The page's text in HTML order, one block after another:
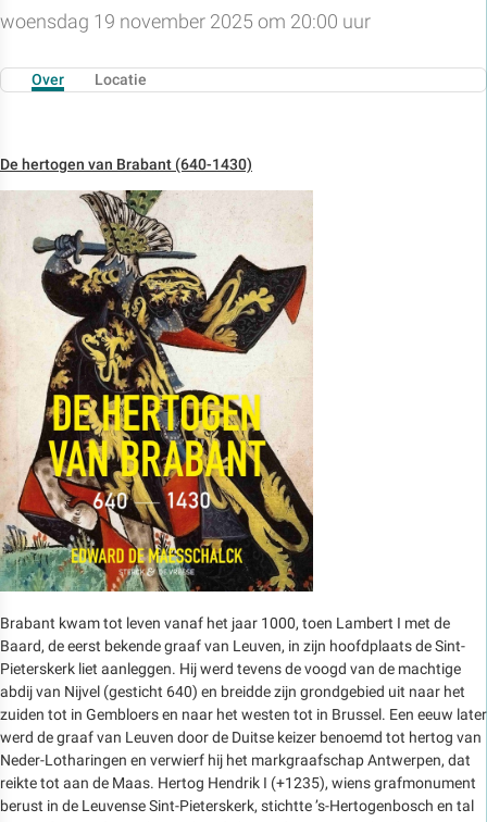
woensdag 19 november 2025 om 20:00 uur
Over Locatie
De hertogen van Brabant (640-1430)
Brabant kwam tot leven vanaf het jaar 1000, toen Lambert I met de
Baard, de eerst bekende graaf van Leuven, in zijn hoofdplaats de Sint-
Pieterskerk liet aanleggen. Hij werd tevens de voogd van de machtige
abdij van Nijvel (gesticht 640) en breidde zijn grondgebied uit naar het
zuiden tot in Gembloers en naar het westen tot in Brussel. Een eeuw later
werd de graaf van Leuven door de Duitse keizer benoemd tot hertog van
Neder-Lotharingen en verwierf hij het markgraafschap Antwerpen, dat
reikte tot aan de Maas. Hertog Hendrik I (+1235), wiens grafmonument
berust in de Leuvense Sint-Pieterskerk, stichtte ’s-Hertogenbosch en tal